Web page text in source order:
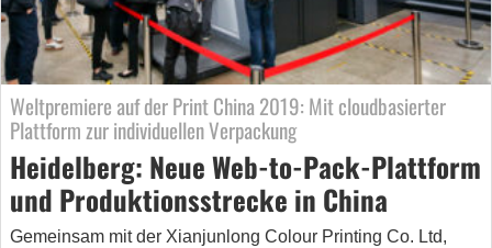
Weltpremiere auf der Print China 2019: Mit cloudbasierter
Plattform zur individuellen Verpackung
Heidelberg: Neue Web-to-Pack-Plattform
und Produktionsstrecke in China
Gemeinsam mit der Xianjunlong Colour Printing Co. Ltd,